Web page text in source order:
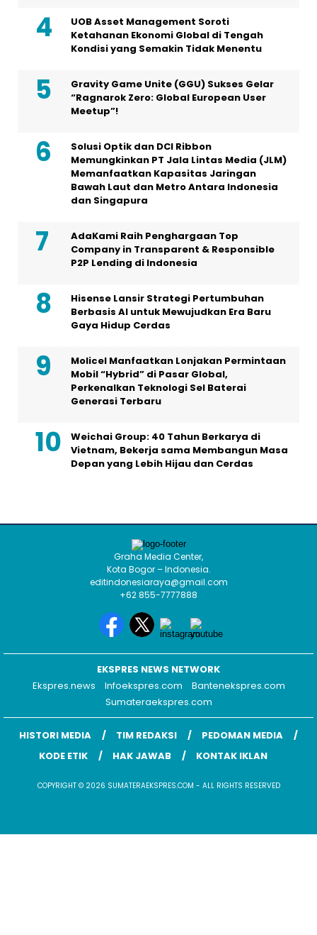
UOB Asset Management Soroti
Ketahanan Ekonomi Global di Tengah
Kondisi yang Semakin Tidak Menentu
Gravity Game Unite (GGU) Sukses Gelar
“Ragnarok Zero: Global European User
Meetup”!
Solusi Optik dan DCI Ribbon
Memungkinkan PT Jala Lintas Media (JLM)
Memanfaatkan Kapasitas Jaringan
Bawah Laut dan Metro Antara Indonesia
dan Singapura
AdaKami Raih Penghargaan Top
Company in Transparent & Responsible
P2P Lending di Indonesia
Hisense Lansir Strategi Pertumbuhan
Berbasis AI untuk Mewujudkan Era Baru
Gaya Hidup Cerdas
Molicel Manfaatkan Lonjakan Permintaan
Mobil “Hybrid” di Pasar Global,
Perkenalkan Teknologi Sel Baterai
Generasi Terbaru
Weichai Group: 40 Tahun Berkarya di
Vietnam, Bekerja sama Membangun Masa
Depan yang Lebih Hijau dan Cerdas
Graha Media Center,
Kota Bogor – Indonesia.
editindonesiaraya@gmail.com
+62 855-7777888
EKSPRES NEWS NETWORK
Ekspres.news
Infoekspres.com
Bantenekspres.com
Sumateraekspres.com
HISTORI MEDIA TIM REDAKSI
PEDOMAN MEDIA
KODE ETIK
HAK JAWAB KONTAK IKLAN
COPYRIGHT © 2026 SUMATERAEKSPRES.COM - ALL RIGHTS RESERVED